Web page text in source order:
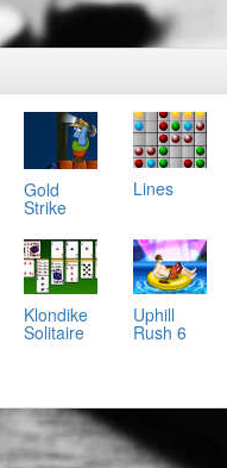
Gold
Strike
Lines
Klondike
Solitaire
Uphill
Rush 6